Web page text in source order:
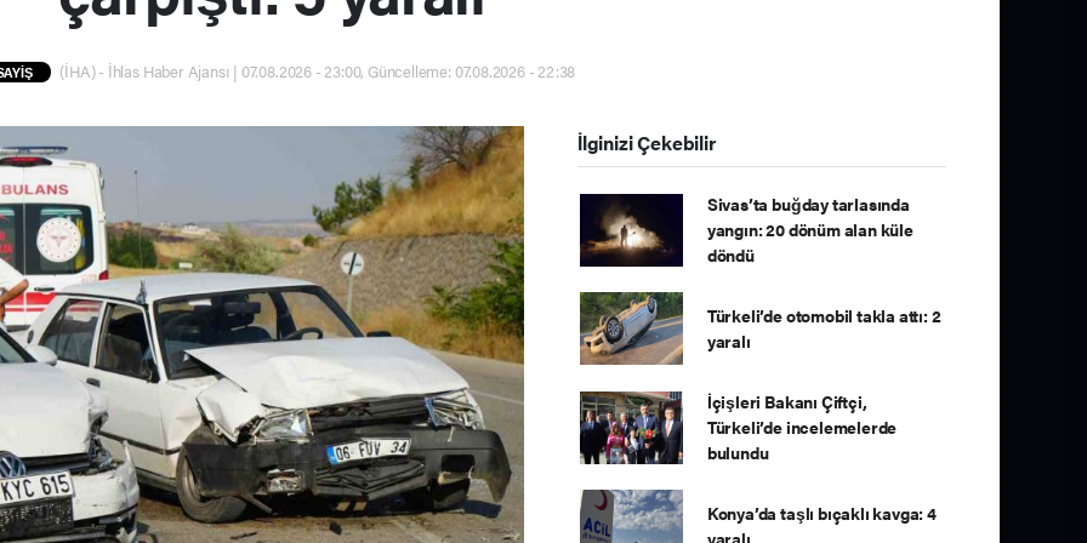
(İHA) - İhlas Haber Ajansı | 07.08.2026 - 23:00, Güncelleme: 07.08.2026 - 22:38
İlginizi Çekebilir
Sivas’ta buğday tarlasında
yangın: 20 dönüm alan küle
döndü
Türkeli’de otomobil takla attı: 2
yaralı
İçişleri Bakanı Çiftçi,
Türkeli’de incelemelerde
bulundu
Konya’da taşlı bıçaklı kavga: 4